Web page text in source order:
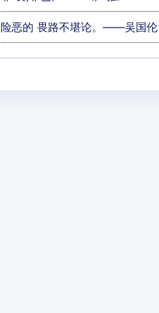
险恶的 畏路不堪论。——吴国伦